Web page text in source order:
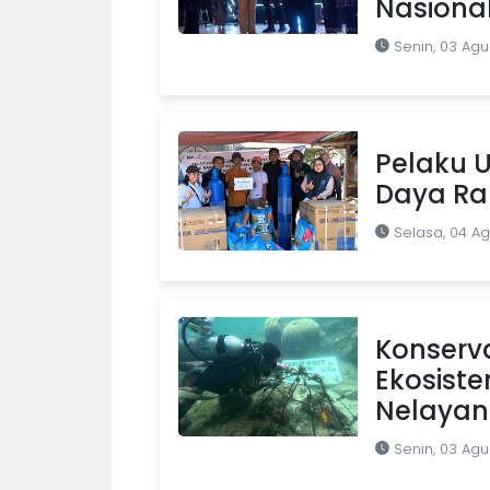
Senin, 03
Pelaku
Daya
Selasa, 04
Nelayan
Senin, 03